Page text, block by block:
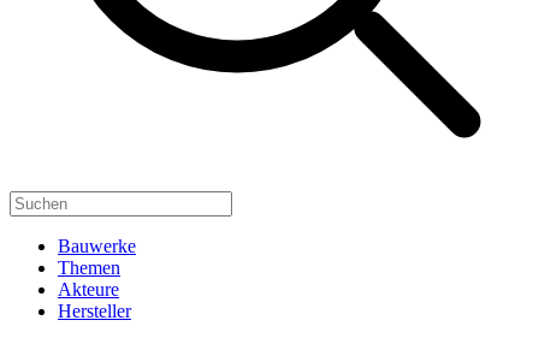
Bauwerke
Themen
Akteure
Hersteller